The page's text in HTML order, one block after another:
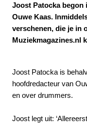
Joost Patocka
Ouwe Kaas.
verschenen, die je in
Muziekmagazines.nl
Joost Patocka is
hoofdredacteur van
en over drummers.
Joost legt uit: